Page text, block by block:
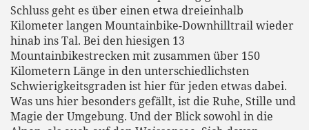
Schluss geht es über einen etwa dreieinhalb
Kilometer langen Mountainbike-Downhilltrail wieder
hinab ins Tal. Bei den hiesigen 13
Mountainbikestrecken mit zusammen über 150
Kilometern Länge in den unterschiedlichsten
Schwierigkeitsgraden ist hier für jeden etwas dabei.
Was uns hier besonders gefällt, ist die Ruhe, Stille und
Magie der Umgebung. Und der Blick sowohl in die